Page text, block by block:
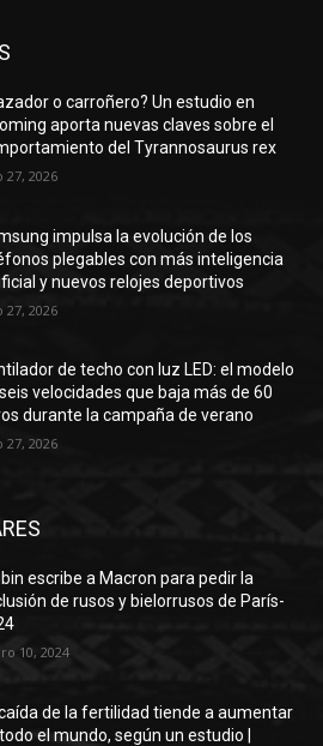
o carroñero? Un estudio en
aporta nuevas claves sobre el
del Tyrannosaurus rex
27, 2026
impulsa la evolución de los
plegables con más inteligencia
y nuevos relojes deportivos
27, 2026
de techo con luz LED: el modelo
velocidades que baja más de 60
durante la campaña de verano
27, 2026
escribe a Macron para pedir la
de rusos y bielorrusos de París-
10, 2024
de la fertilidad tiende a aumentar
el mundo, según un estudio |